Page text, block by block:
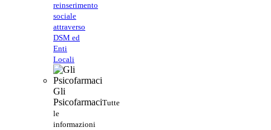
reinserimento
sociale
attraverso
DSM ed
Enti
Locali
Gli
PsicofarmaciTutte
le
informazioni